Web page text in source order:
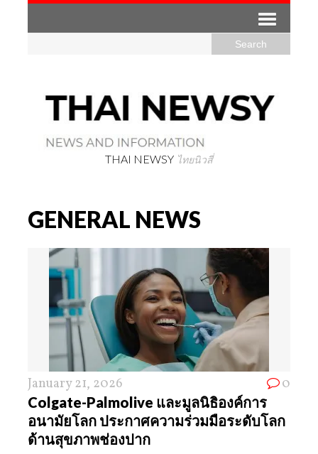
THAI NEWSY ไทยนิวสี่
GENERAL NEWS
January 21, 2026 0
Colgate-Palmolive และมูลนิธิองค์การ
อนามัยโลก ประกาศความร่วมมือระดับโลก
ด้านสุขภาพช่องปาก